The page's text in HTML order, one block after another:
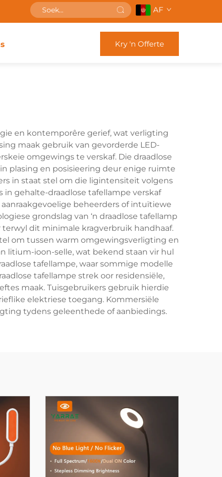
AF
Kry 'n Offerte
en kontemporêre gerief, wat verligting
maak gebruik van gevorderde LED-
omgewings te verskaf. Die draadlose
plasing en posisieering deur enige ruimte
in staat stel om die ligintensiteit volgens
gehalte-draadlose tafellampe verskaf
beheerders of intuïtiewe
grondslag van ‘n draadlose tafellamp
dit minimale kragverbruik handhaaf.
om tussen warm omgewingsverligting en
litium-ioon-selle, wat bekend staan vir hul
tafellampe, waar sommige modelle
tafellampe strek oor residensiële,
maak. Tuisgebruikers gebruik hierdie
elektriese toegang. Kommersiële
tydens geleenthede of aanbiedings.